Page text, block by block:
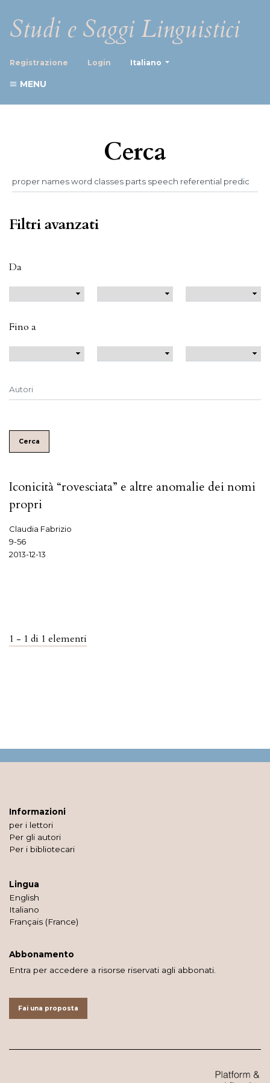
Studi e Saggi Linguistici
Registrazione Login Italiano
MENU
Cerca
Filtri avanzati
Da
Fino a
Cerca
Iconicità “rovesciata” e altre anomalie dei nomi
propri
Claudia Fabrizio
9-56
2013-12-13
1 - 1 di 1 elementi
Informazioni
per i lettori
Per gli autori
Per i bibliotecari
Lingua
English
Italiano
Français (France)
Abbonamento
Entra per accedere a risorse riservati agli abbonati.
Fai una proposta